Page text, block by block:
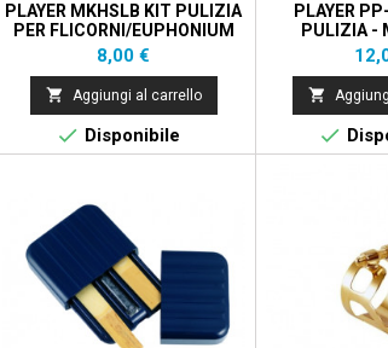
PLAYER MKHSLB KIT PULIZIA
PER FLICORNI/EUPHONIUM
Prezzo
8,00 €
 Aggiungi al carrello
 Disponibile
PLAYER
PULIZIA -

